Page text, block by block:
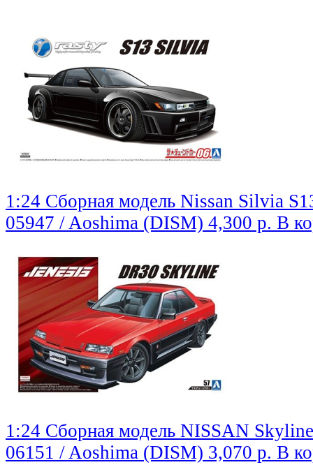
1:24 Сборная модель Nissan Silvia
05947 / Aoshima (DISM) 4,300 р. В
1:24 Сборная модель NISSAN
06151 / Aoshima (DISM) 3,070 р. В